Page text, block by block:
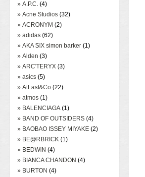
» A.P.C. (4)
» Acne Studios (32)
» ACRONYM (2)
» adidas (62)
» AKA SIX simon barker (1)
» Alden (3)
» ARC'TERYX (3)
» asics (5)
» AtLast&Co (22)
» atmos (1)
» BALENCIAGA (1)
» BAND OF OUTSIDERS (4)
» BAOBAO ISSEY MIYAKE (2)
» BE@RBRICK (1)
» BEDWIN (4)
» BIANCA CHANDON (4)
» BURTON (4)